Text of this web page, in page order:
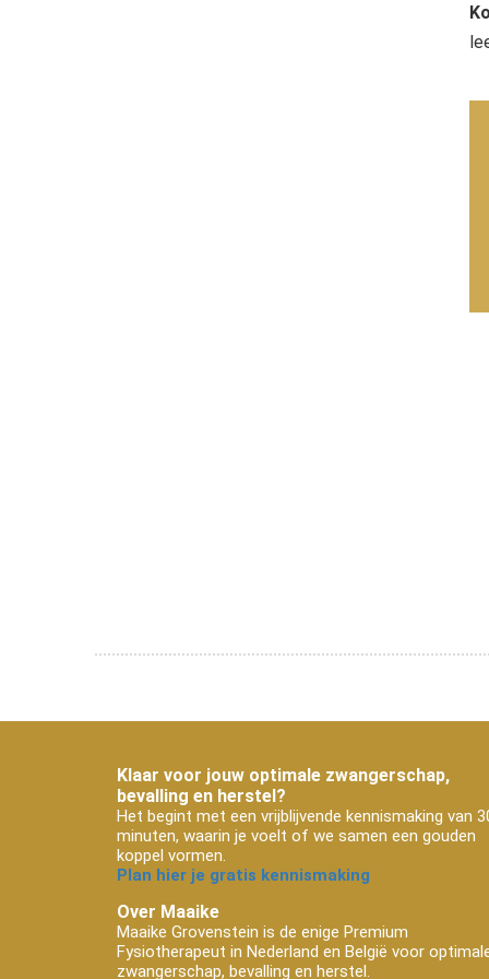
Klaar voor jouw optimale zwangerschap,
bevalling en herstel?
Het begint met een vrijblijvende kennismaking van
minuten, waarin je voelt of we samen een gouden
koppel vormen.
Plan hier je gratis kennismaking
Over Maaike
Maaike Grovenstein is de enige Premium
Fysiotherapeut in Nederland en België voor
zwangerschap, bevalling en herstel.